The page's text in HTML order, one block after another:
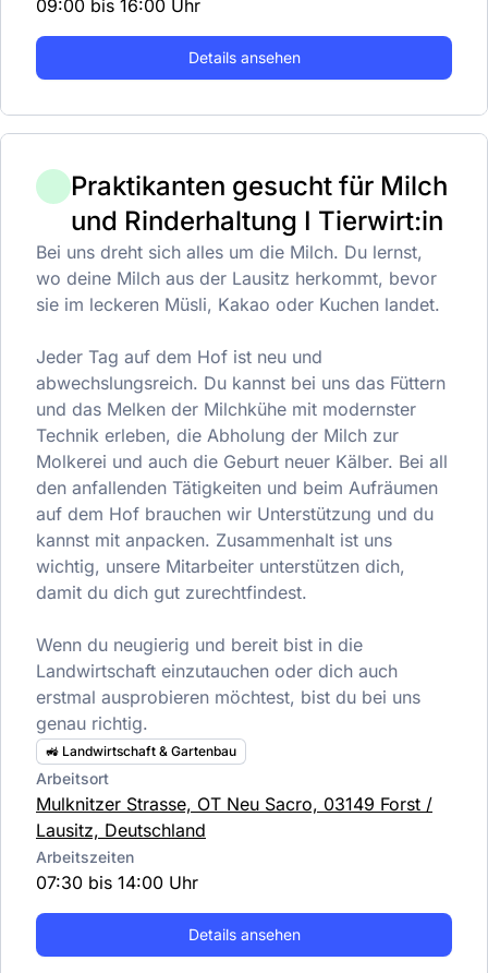
09:00 bis 16:00 Uhr
Details ansehen
Praktikanten gesucht für Milch
und Rinderhaltung I Tierwirt:in
Bei uns dreht sich alles um die Milch. Du lernst,
wo deine Milch aus der Lausitz herkommt, bevor
sie im leckeren Müsli, Kakao oder Kuchen landet.
Jeder Tag auf dem Hof ist neu und
abwechslungsreich. Du kannst bei uns das Füttern
und das Melken der Milchkühe mit modernster
Technik erleben, die Abholung der Milch zur
Molkerei und auch die Geburt neuer Kälber. Bei all
den anfallenden Tätigkeiten und beim Aufräumen
auf dem Hof brauchen wir Unterstützung und du
kannst mit anpacken. Zusammenhalt ist uns
wichtig, unsere Mitarbeiter unterstützen dich,
damit du dich gut zurechtfindest.
Wenn du neugierig und bereit bist in die
Landwirtschaft einzutauchen oder dich auch
erstmal ausprobieren möchtest, bist du bei uns
genau richtig.
🚜 Landwirtschaft & Gartenbau
Arbeitsort
Mulknitzer Strasse, OT Neu Sacro, 03149 Forst /
Lausitz, Deutschland
Arbeitszeiten
07:30 bis 14:00 Uhr
Details ansehen